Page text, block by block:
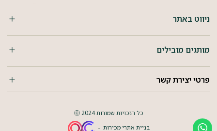
ניווט באתר
מותגים מובילים
פרטי יצירת קשר
בניית אתרי מכירות
כל הזכויות שמורות 2024 ⓒ